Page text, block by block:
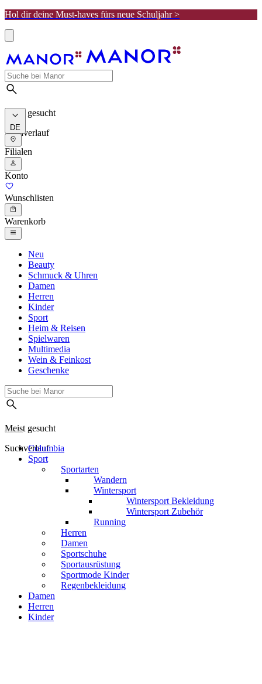
Hol dir deine Must-haves fürs neue Schuljahr >
Meist gesucht
Suchverlauf
DE
Filialen
Konto
Wunschlisten
Warenkorb
Neu
Beauty
Schmuck & Uhren
Damen
Herren
Kinder
Sport
Heim & Reisen
Spielwaren
Multimedia
Wein & Feinkost
Geschenke
Meist gesucht
Suchverlauf
Columbia
Sport
Sportarten
Wandern
Wintersport
Wintersport Bekleidung
Wintersport Zubehör
Running
Herren
Damen
Sportschuhe
Sportausrüstung
Sportmode Kinder
Regenbekleidung
Damen
Herren
Kinder